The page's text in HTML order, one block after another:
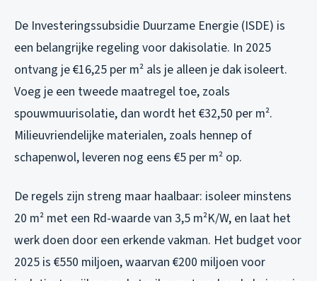
De Investeringssubsidie Duurzame Energie (ISDE) is
een belangrijke regeling voor dakisolatie. In 2025
ontvang je €16,25 per m² als je alleen je dak isoleert.
Voeg je een tweede maatregel toe, zoals
spouwmuurisolatie, dan wordt het €32,50 per m².
Milieuvriendelijke materialen, zoals hennep of
schapenwol, leveren nog eens €5 per m² op.
De regels zijn streng maar haalbaar: isoleer minstens
20 m² met een Rd-waarde van 3,5 m²K/W, en laat het
werk doen door een erkende vakman. Het budget voor
2025 is €550 miljoen, waarvan €200 miljoen voor